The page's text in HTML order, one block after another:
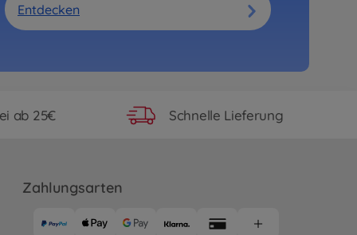
Entdecken
ab 25€ Schnelle Lieferung
Zahlungsarten